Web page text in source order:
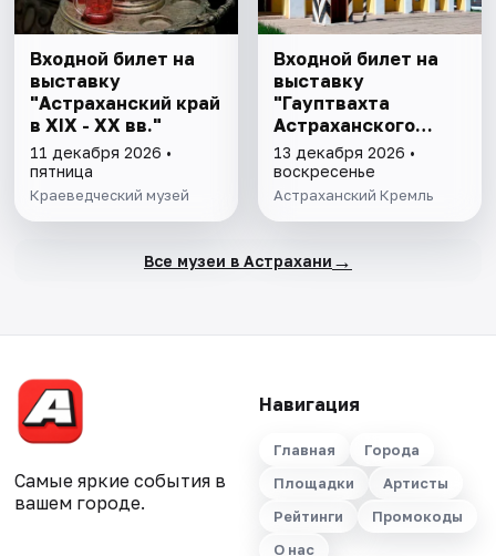
Входной билет на
выставку
"Астраханский край
в XIX - XX вв."
11 декабря 2026 •
пятница
Краеведческий музей
Входной билет на
выставку
"Гауптвахта
Астраханского
гарнизона. XIX в."
13 декабря 2026 •
воскресенье
Астраханский Кремль
Все музеи в Астрахани →
Самые яркие события в
вашем городе.
Навигация
Главная
Города
Площадки
Артисты
Рейтинги
Промокоды
О нас